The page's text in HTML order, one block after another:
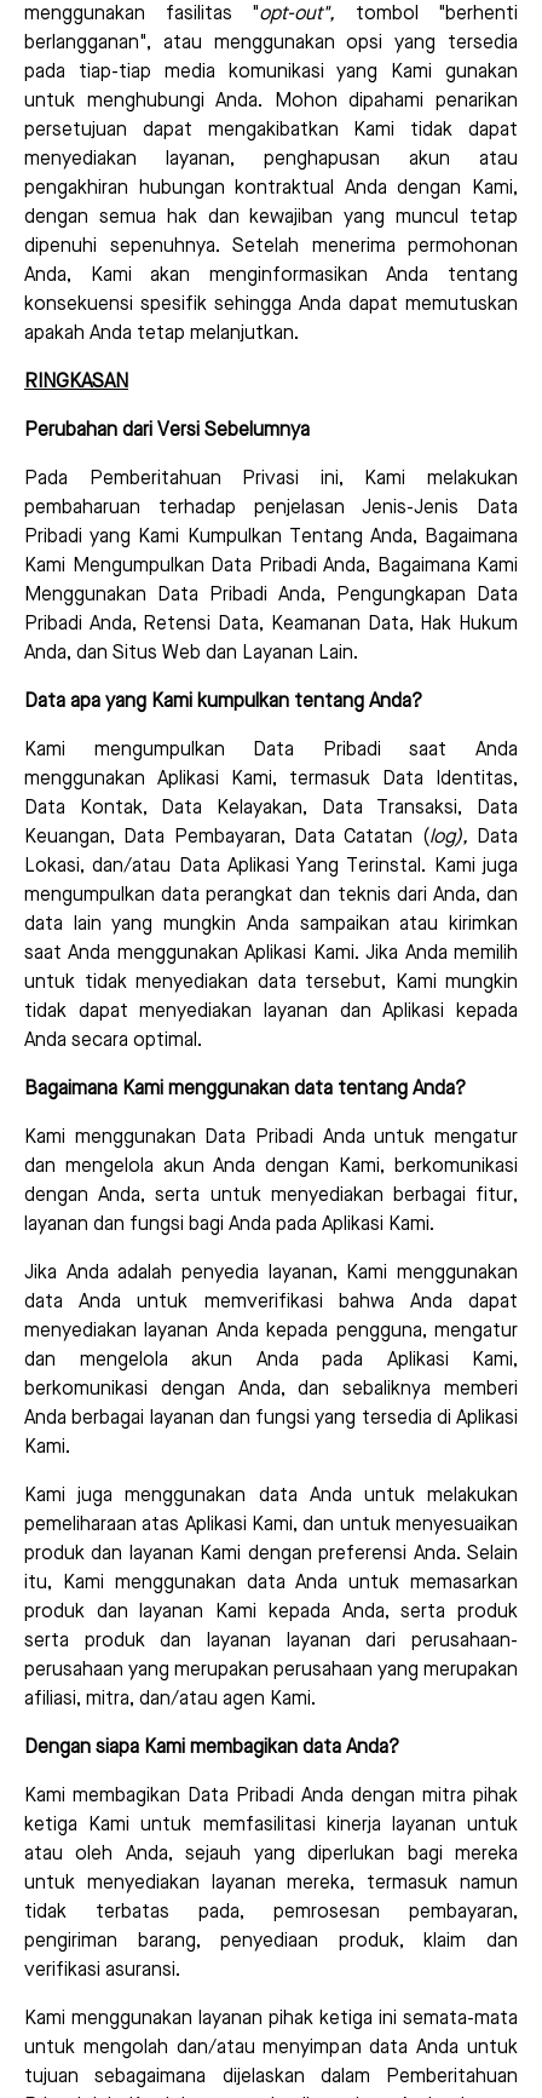
menggunakan fasilitas "opt-out", tombol "berhenti
berlangganan", atau menggunakan opsi yang tersedia
pada tiap-tiap media komunikasi yang Kami gunakan
untuk menghubungi Anda. Mohon dipahami penarikan
persetujuan dapat mengakibatkan Kami tidak dapat
menyediakan layanan, penghapusan akun atau
pengakhiran hubungan kontraktual Anda dengan Kami,
dengan semua hak dan kewajiban yang muncul tetap
dipenuhi sepenuhnya. Setelah menerima permohonan
Anda, Kami akan menginformasikan Anda tentang
konsekuensi spesifik sehingga Anda dapat memutuskan
apakah Anda tetap melanjutkan.
RINGKASAN
Perubahan dari Versi Sebelumnya
Pada Pemberitahuan Privasi ini, Kami melakukan
pembaharuan terhadap penjelasan Jenis-Jenis Data
Pribadi yang Kami Kumpulkan Tentang Anda, Bagaimana
Kami Mengumpulkan Data Pribadi Anda, Bagaimana Kami
Menggunakan Data Pribadi Anda, Pengungkapan Data
Pribadi Anda, Retensi Data, Keamanan Data, Hak Hukum
Anda, dan Situs Web dan Layanan Lain.
Data apa yang Kami kumpulkan tentang Anda?
Kami mengumpulkan Data Pribadi saat Anda
menggunakan Aplikasi Kami, termasuk Data Identitas,
Data Kontak, Data Kelayakan, Data Transaksi, Data
Keuangan, Data Pembayaran, Data Catatan (log),
Data
Lokasi, dan/atau Data Aplikasi Yang Terinstal. Kami juga
mengumpulkan data perangkat dan teknis dari Anda, dan
data lain yang mungkin Anda sampaikan atau kirimkan
saat Anda menggunakan Aplikasi Kami. Jika Anda memilih
untuk tidak menyediakan data tersebut, Kami mungkin
tidak dapat menyediakan layanan dan Aplikasi kepada
Anda secara optimal.
Bagaimana Kami menggunakan data tentang Anda?
Kami menggunakan Data Pribadi Anda untuk mengatur
dan mengelola akun Anda dengan Kami, berkomunikasi
dengan Anda, serta untuk menyediakan berbagai fitur,
layanan dan fungsi bagi Anda pada Aplikasi Kami.
Jika Anda adalah penyedia layanan, Kami menggunakan
data Anda untuk memverifikasi bahwa Anda dapat
menyediakan layanan Anda kepada pengguna, mengatur
dan mengelola akun Anda pada Aplikasi Kami,
berkomunikasi dengan Anda, dan sebaliknya memberi
Anda berbagai layanan dan fungsi yang tersedia di Aplikasi
Kami.
Kami juga menggunakan data Anda untuk melakukan
pemeliharaan atas Aplikasi Kami, dan untuk menyesuaikan
produk dan layanan Kami dengan preferensi Anda. Selain
itu, Kami menggunakan data Anda untuk memasarkan
produk dan layanan Kami kepada Anda, serta produk
serta produk dan layanan layanan dari perusahaan-
perusahaan yang merupakan perusahaan yang merupakan
afiliasi, mitra, dan/atau agen Kami.
Dengan siapa Kami membagikan data Anda?
Kami membagikan Data Pribadi Anda dengan mitra pihak
ketiga Kami untuk memfasilitasi kinerja layanan untuk
atau oleh Anda, sejauh yang diperlukan bagi mereka
untuk menyediakan layanan mereka, termasuk namun
tidak terbatas pada, pemrosesan pembayaran,
pengiriman barang, penyediaan produk, klaim dan
verifikasi asuransi.
Kami menggunakan layanan pihak ketiga ini semata-mata
untuk mengolah dan/atau menyimpan data Anda untuk
tujuan sebagaimana dijelaskan dalam Pemberitahuan